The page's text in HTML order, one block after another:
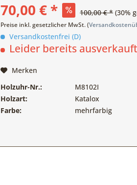
70,00 € * 100,00 € * (30%
Preise inkl. gesetzlicher MwSt. (
Versandkostenfrei (D)
Leider bereits ausverkauft
Merken
Holzuhr-Nr.:
M8102I
Holzart:
Katalox
Farbe:
mehrfarbig